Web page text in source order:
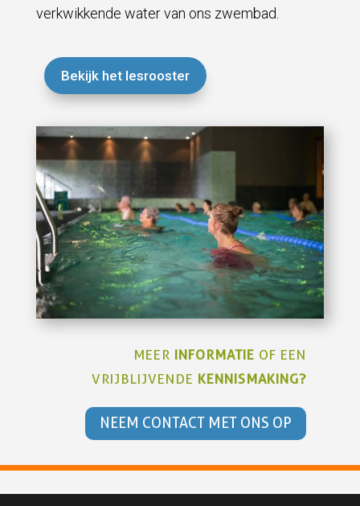
verkwikkende water van ons zwembad.
Bekijk het lesrooster
MEER INFORMATIE OF EEN
VRIJBLIJVENDE KENNISMAKING?
NEEM CONTACT MET ONS OP